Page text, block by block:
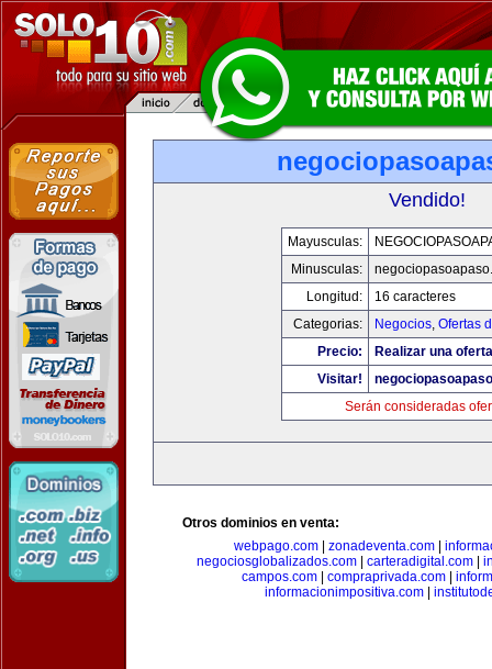
Vendido!
Mayusculas:
Minusculas:
Longitud:
16 caracteres
Categorias:
Negocios, Ofertas
Precio:
Realizar una
Visitar!
Serán consideradas
Otros dominios en venta:
webpago.com
zonadeventa.com
negociosglobalizados.com
carteradigital.com
campos.com
compraprivada.com
informacionimpositiva.com